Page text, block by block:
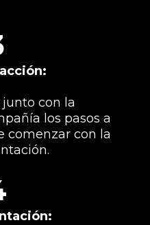
con la
los pasos a
comenzar con la